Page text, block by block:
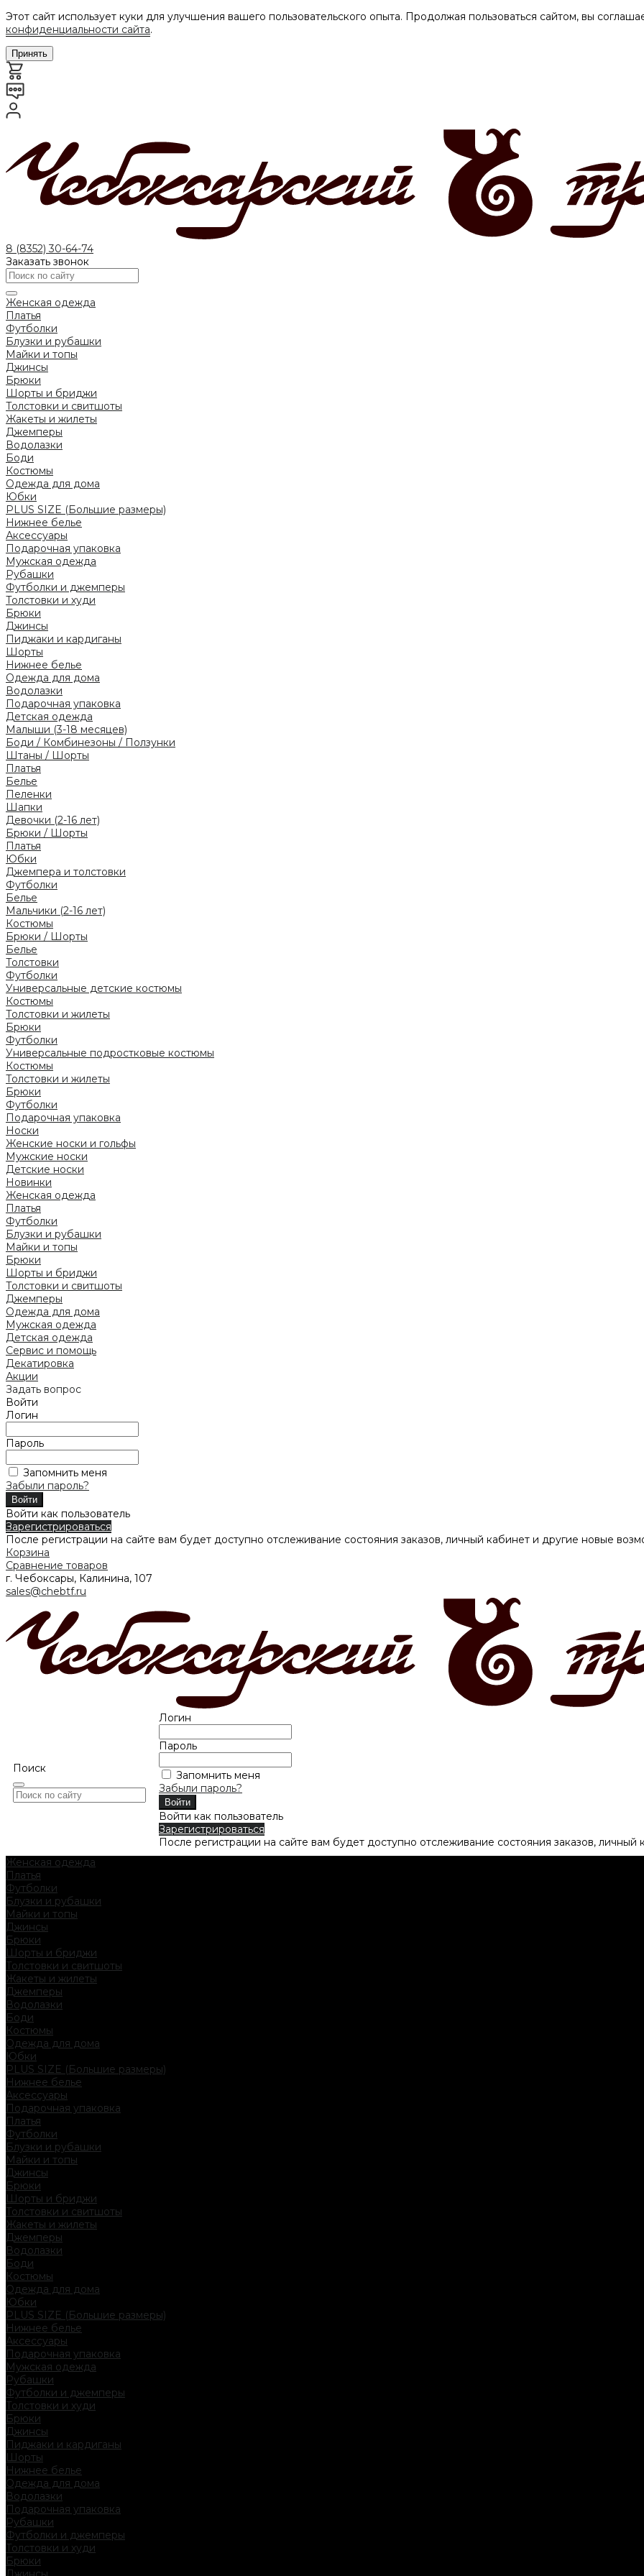
Этот сайт использует куки для улучшения вашего пользовательского опыта. Продолжая пользоваться сайтом, вы
конфиденциальности сайта.
Принять
8 (8352) 30-64-74
Заказать звонок
Женская одежда
Платья
Футболки
Блузки и рубашки
Майки и топы
Джинсы
Брюки
Шорты и бриджи
Толстовки и свитшоты
Жакеты и жилеты
Джемперы
Водолазки
Боди
Костюмы
Одежда для дома
Юбки
PLUS SIZE (Большие размеры)
Нижнее белье
Аксессуары
Подарочная упаковка
Мужская одежда
Рубашки
Футболки и джемперы
Толстовки и худи
Брюки
Джинсы
Пиджаки и кардиганы
Шорты
Нижнее белье
Одежда для дома
Водолазки
Подарочная упаковка
Детская одежда
Малыши (3-18 месяцев)
Боди / Комбинезоны / Ползунки
Штаны / Шорты
Платья
Белье
Пеленки
Шапки
Девочки (2-16 лет)
Брюки / Шорты
Платья
Юбки
Джемпера и толстовки
Футболки
Белье
Мальчики (2-16 лет)
Костюмы
Брюки / Шорты
Белье
Толстовки
Футболки
Универсальные детские костюмы
Костюмы
Толстовки и жилеты
Брюки
Футболки
Универсальные подростковые костюмы
Костюмы
Толстовки и жилеты
Брюки
Футболки
Подарочная упаковка
Носки
Женские носки и гольфы
Мужские носки
Детские носки
Новинки
Женская одежда
Платья
Футболки
Блузки и рубашки
Майки и топы
Брюки
Шорты и бриджи
Толстовки и свитшоты
Джемперы
Одежда для дома
Мужская одежда
Детская одежда
Сервис и помощь
Декатировка
Акции
Задать вопрос
Войти
Логин
Пароль
Запомнить меня
Забыли пароль?
Войти как пользователь
Зарегистрироваться
После регистрации на сайте вам будет доступно отслеживание состояния заказов, личный кабинет и другие новые
Корзина
Сравнение товаров
г. Чебоксары, Калинина, 107
sales@chebtf.ru
Поиск
Логин
Пароль
Запомнить меня
Забыли пароль?
Войти как пользователь
Зарегистрироваться
После регистрации на сайте вам будет доступно отслеживание состояния заказов,
Женская одежда
Платья
Футболки
Блузки и рубашки
Майки и топы
Джинсы
Брюки
Шорты и бриджи
Толстовки и свитшоты
Жакеты и жилеты
Джемперы
Водолазки
Боди
Костюмы
Одежда для дома
Юбки
PLUS SIZE (Большие размеры)
Нижнее белье
Аксессуары
Подарочная упаковка
Платья
Футболки
Блузки и рубашки
Майки и топы
Джинсы
Брюки
Шорты и бриджи
Толстовки и свитшоты
Жакеты и жилеты
Джемперы
Водолазки
Боди
Костюмы
Одежда для дома
Юбки
PLUS SIZE (Большие размеры)
Нижнее белье
Аксессуары
Подарочная упаковка
Мужская одежда
Рубашки
Футболки и джемперы
Толстовки и худи
Брюки
Джинсы
Пиджаки и кардиганы
Шорты
Нижнее белье
Одежда для дома
Водолазки
Подарочная упаковка
Рубашки
Футболки и джемперы
Толстовки и худи
Брюки